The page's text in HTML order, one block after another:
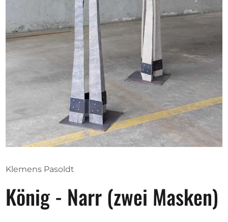
Opportunities
Become a member
Artists
About us
Donate
Partners
Contact
Klemens Pasoldt
König - Narr (zwei Masken)